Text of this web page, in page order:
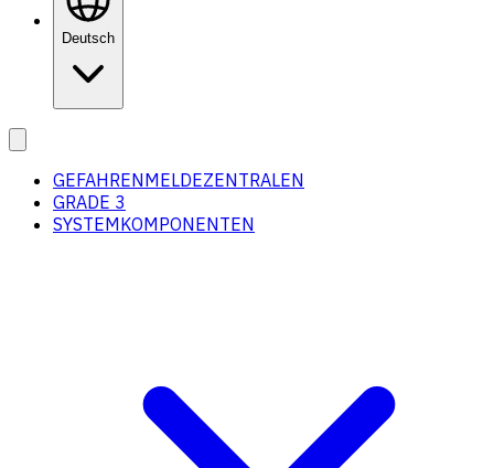
Deutsch
GEFAHRENMELDEZENTRALEN
GRADE 3
SYSTEMKOMPONENTEN